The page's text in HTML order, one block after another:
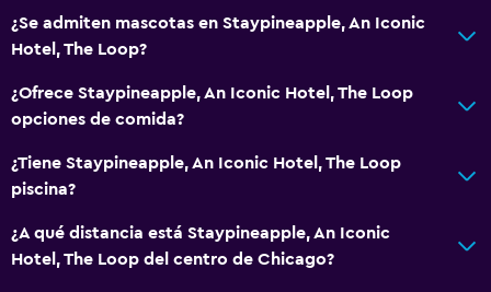
Ducha
Inodoro con cisterna alta
Albornoz
Zona de estar
Espacio de almacenamiento
¿Se admiten mascotas en Staypineapple, An Iconic
Hotel, The Loop?
¿Ofrece Staypineapple, An Iconic Hotel, The Loop
opciones de comida?
¿Tiene Staypineapple, An Iconic Hotel, The Loop
piscina?
¿A qué distancia está Staypineapple, An Iconic
Hotel, The Loop del centro de Chicago?